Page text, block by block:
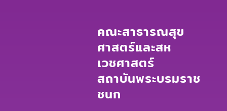
คณะสาธารณสุข
ศาสตร์และสห
เวชศาสตร์
สถาบันพระบรมราช
ชนก